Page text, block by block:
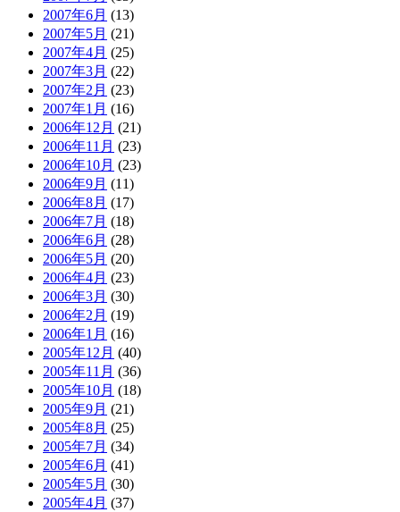
2007年6月 (13)
2007年5月 (21)
2007年4月 (25)
2007年3月 (22)
2007年2月 (23)
2007年1月 (16)
2006年12月 (21)
2006年11月 (23)
2006年10月 (23)
2006年9月 (11)
2006年8月 (17)
2006年7月 (18)
2006年6月 (28)
2006年5月 (20)
2006年4月 (23)
2006年3月 (30)
2006年2月 (19)
2006年1月 (16)
2005年12月 (40)
2005年11月 (36)
2005年10月 (18)
2005年9月 (21)
2005年8月 (25)
2005年7月 (34)
2005年6月 (41)
2005年5月 (30)
2005年4月 (37)